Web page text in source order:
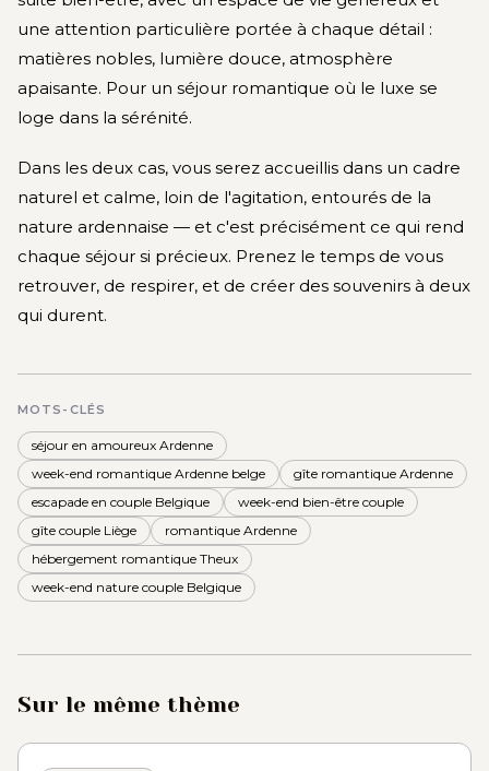
une attention particulière portée à chaque détail :
matières nobles, lumière douce, atmosphère
apaisante. Pour un séjour romantique où le luxe se
loge dans la sérénité.
Dans les deux cas, vous serez accueillis dans un cadre
naturel et calme, loin de l'agitation, entourés de la
nature ardennaise — et c'est précisément ce qui rend
chaque séjour si précieux. Prenez le temps de vous
retrouver, de respirer, et de créer des souvenirs à deux
qui durent.
MOTS-CLÉS
séjour en amoureux Ardenne
week-end romantique Ardenne belge
gîte romantique Ardenne
escapade en couple Belgique
week-end bien-être couple
gîte couple Liège
romantique Ardenne
hébergement romantique Theux
week-end nature couple Belgique
Sur le même thème